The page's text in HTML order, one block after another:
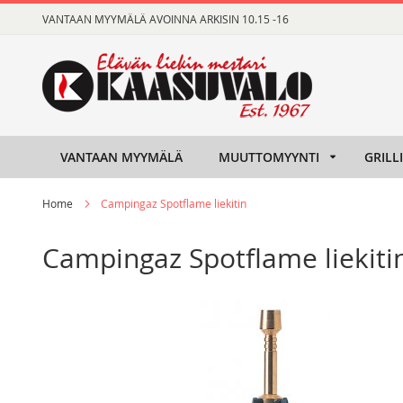
to
VANTAAN MYYMÄLÄ AVOINNA ARKISIN 10.15 -16
VANTAAN MYYMÄLÄ MUUTTOMYYNTI
Home Campingaz Spotflame liekitin
Campingaz Spotflame